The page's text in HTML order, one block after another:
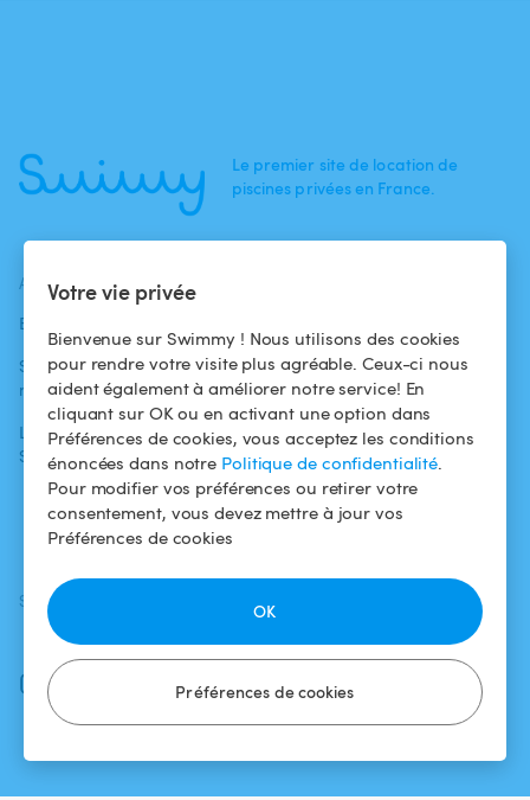
Votre vie privée
Bienvenue sur Swimmy ! Nous utilisons des cookies
pour rendre votre visite plus agréable. Ceux-ci nous
aident également à améliorer notre service! En
cliquant sur OK ou en activant une option dans
Préférences de cookies, vous acceptez les conditions
énoncées dans notre Politique de confidentialité.
Pour modifier vos préférences ou retirer votre
consentement, vous devez mettre à jour vos
Préférences de cookies
Préférences de cookies
OK
Le premier site de location de
piscines privées en France.
ACTUALITÉS
Blog
Swimmy dans les
médias
L'aventure
Swimmy
baigneurs
Pour les
propriétaires
Louer ma piscine
Comment ça
marche ?
Conditions
d'utilisation
Politique de
confidentialité
Mentions légales
SUIVEZ-NOUS
Facebook
Instagram